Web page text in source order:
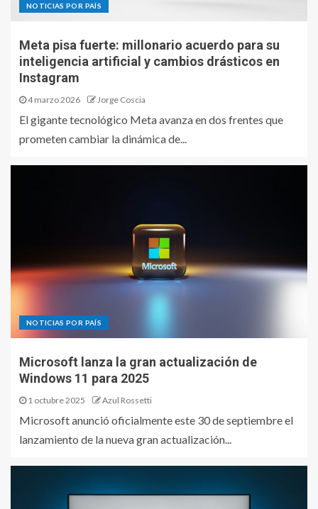
NOTICIAS POR PAÍS
Meta pisa fuerte: millonario acuerdo para su
inteligencia artificial y cambios drásticos en
Instagram
4 marzo 2026 Jorge Coscia
El gigante tecnológico Meta avanza en dos frentes que
prometen cambiar la dinámica de...
NOTICIAS POR PAÍS
Microsoft lanza la gran actualización de
Windows 11 para 2025
1 octubre 2025 Azul Rossetti
Microsoft anunció oficialmente este 30 de septiembre el
lanzamiento de la nueva gran actualización...